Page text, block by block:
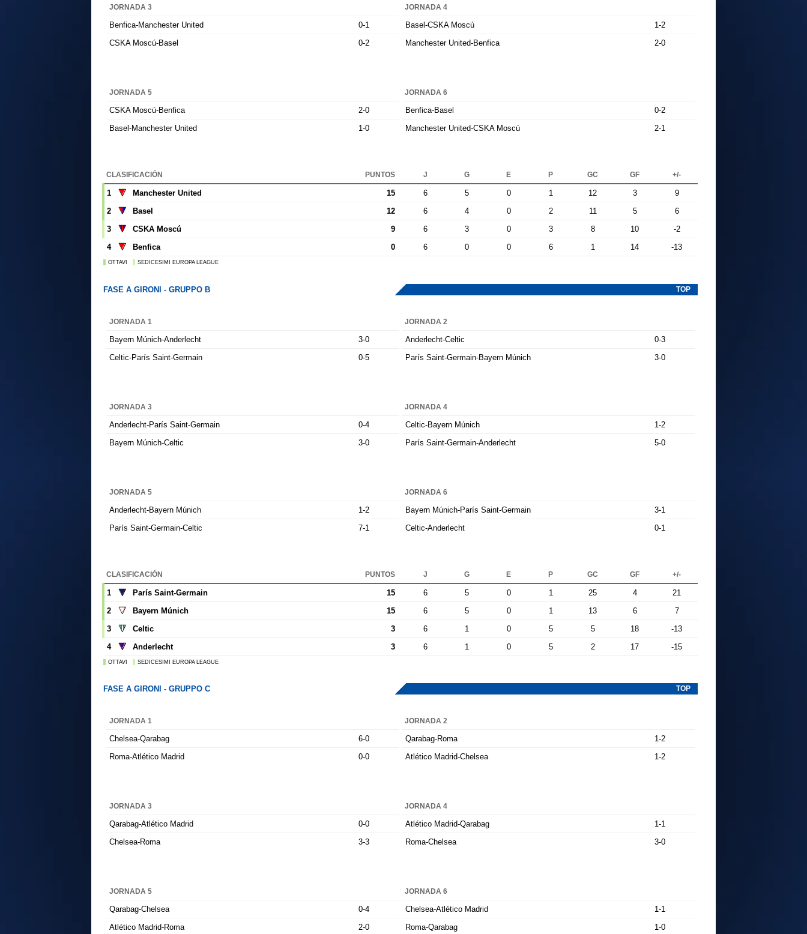
JORNADA 3
Benfica-Manchester United
0-1
CSKA Moscú-Basel
0-2
JORNADA 4
Basel-CSKA Moscú
1-2
Manchester United-Benfica
2-0
JORNADA 5
CSKA Moscú-Benfica
2-0
Basel-Manchester United
1-0
JORNADA 6
Benfica-Basel
0-2
Manchester United-CSKA Moscú
2-1
CLASIFICACIÓN PUNTOS J G E P GC GF +/-
1 Manchester United 15 6 5 0 1 12 3
9
2
Basel 12 6 4 0 2 11 5
6
3
CSKA Moscú 9 6 3 0 3 8 10
-2
4
Benfica 0 6 0 0 6 1 14 -13
OTTAVI SEDICESIMI EUROPA LEAGUE
FASE A GIRONI - GRUPPO B TOP
JORNADA 1
Bayern Múnich-Anderlecht
3-0
Celtic-París Saint-Germain
0-5
JORNADA 2
Anderlecht-Celtic
0-3
París Saint-Germain-Bayern Múnich
3-0
JORNADA 3
Anderlecht-París Saint-Germain
0-4
Bayern Múnich-Celtic
3-0
JORNADA 4
Celtic-Bayern Múnich
1-2
París Saint-Germain-Anderlecht
5-0
JORNADA 5
Anderlecht-Bayern Múnich
1-2
París Saint-Germain-Celtic
7-1
JORNADA 6
Bayern Múnich-París Saint-Germain
3-1
Celtic-Anderlecht
0-1
CLASIFICACIÓN PUNTOS J G E P GC GF +/-
1 París Saint-Germain 15 6 5 0 1 25 4
21
2
Bayern Múnich 15 6 5 0 1 13 6
7
3
Celtic 3 6 1 0 5 5 18
-13
4
Anderlecht 3 6 1 0 5 2 17 -15
OTTAVI SEDICESIMI EUROPA LEAGUE
FASE A GIRONI - GRUPPO C TOP
JORNADA 1
Chelsea-Qarabag
6-0
Roma-Atlético Madrid
0-0
JORNADA 2
Qarabag-Roma
1-2
Atlético Madrid-Chelsea
1-2
JORNADA 3
Qarabag-Atlético Madrid
0-0
Chelsea-Roma
3-3
JORNADA 4
Atlético Madrid-Qarabag
1-1
Roma-Chelsea
3-0
JORNADA 5
Qarabag-Chelsea
0-4
Atlético Madrid-Roma
2-0
JORNADA 6
Chelsea-Atlético Madrid
1-1
Roma-Qarabag
1-0